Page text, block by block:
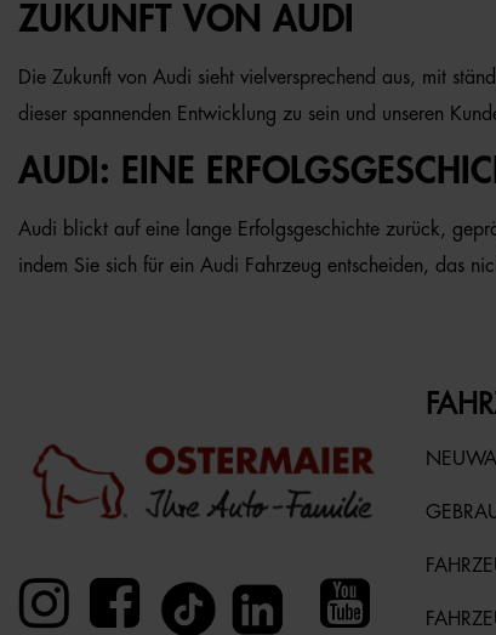
ZUKUNFT VON AUDI
Die Zukunft von Audi sieht vielversprechend aus, mit
dieser spannenden Entwicklung zu sein und unseren
AUDI: EINE
Audi blickt auf eine lange Erfolgsgeschichte zurück,
indem Sie sich für ein Audi Fahrzeug entscheiden, das